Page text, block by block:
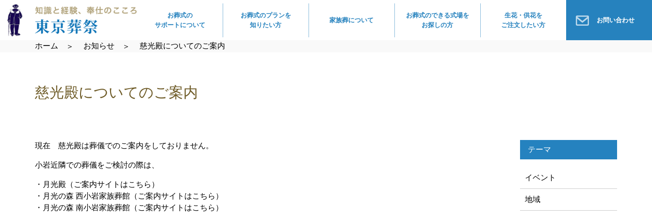
お葬式の
サポートについて
お葬式のプランを
知りたい方
家族葬について
お葬式のできる式場を
お探しの方
生花・供花を
ご注文したい方
お問い合わせ
ホーム お知らせ 慈光殿についてのご案内
慈光殿についてのご案内
現在 慈光殿は葬儀でのご案内をしておりません。
小岩近隣での葬儀をご検討の際は、
・月光殿（ご案内サイトはこちら）
・月光の森 西小岩家族葬館（ご案内サイトはこちら）
・月光の森 南小岩家族葬館（ご案内サイトはこちら）
テーマ
イベント
地域